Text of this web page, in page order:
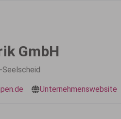
GmbH
Seelscheid
Unternehmenswebsite